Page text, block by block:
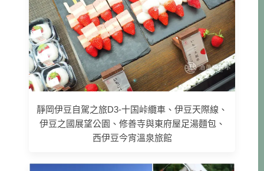
靜岡伊豆自駕之旅D3-十国峠纜車、伊豆天際線、
伊豆之國展望公園、修善寺與東府屋足湯麵包、
西伊豆今宵溫泉旅館